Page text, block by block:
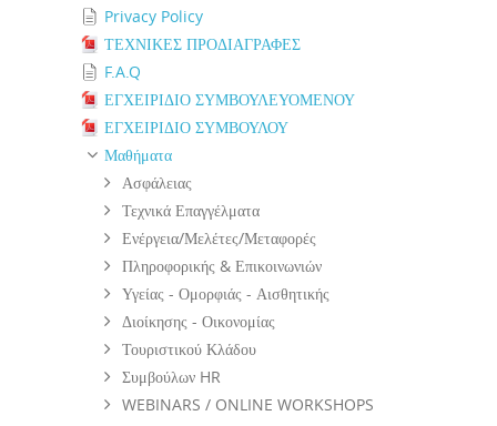
Privacy Policy
ΤΕΧΝΙΚΕΣ ΠΡΟΔΙΑΓΡΑΦΕΣ
F.A.Q
ΕΓΧΕΙΡΙΔΙΟ ΣΥΜΒΟΥΛΕΥΟΜΕΝΟΥ
ΕΓΧΕΙΡΙΔΙΟ ΣΥΜΒΟΥΛΟΥ
Μαθήματα
Ασφάλειας
Τεχνικά Επαγγέλματα
Ενέργεια/Μελέτες/Μεταφορές
Πληροφορικής & Επικοινωνιών
Υγείας - Ομορφιάς - Αισθητικής
Διοίκησης - Οικονομίας
Τουριστικού Κλάδου
Συμβούλων HR
WEBINARS / ONLINE WORKSHOPS